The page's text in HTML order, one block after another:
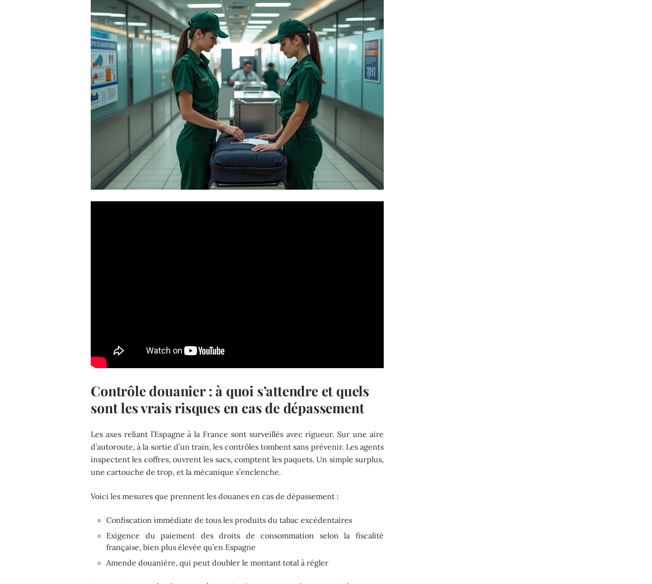
Contrôle douanier : à quoi s’attendre et quels
sont les vrais risques en cas de dépassement
Les axes reliant l’Espagne à la France sont surveillés avec rigueur. Sur une aire
d’autoroute, à la sortie d’un train, les contrôles tombent sans prévenir. Les agents
inspectent les coffres, ouvrent les sacs, comptent les paquets. Un simple surplus,
une cartouche de trop, et la mécanique s’enclenche.
Voici les mesures que prennent les douanes en cas de dépassement :
Confiscation immédiate de tous les produits du tabac excédentaires
Exigence du paiement des droits de consommation selon la fiscalité
française, bien plus élevée qu’en Espagne
Amende douanière, qui peut doubler le montant total à régler